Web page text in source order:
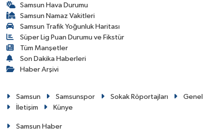
Samsun Hava Durumu
Samsun Namaz Vakitleri
Samsun Trafik Yoğunluk Haritası
Süper Lig Puan Durumu ve Fikstür
Tüm Manşetler
Son Dakika Haberleri
Haber Arşivi
Samsun Samsunspor Sokak Röportajları
Genel
İletişim
Künye
Samsun Haber